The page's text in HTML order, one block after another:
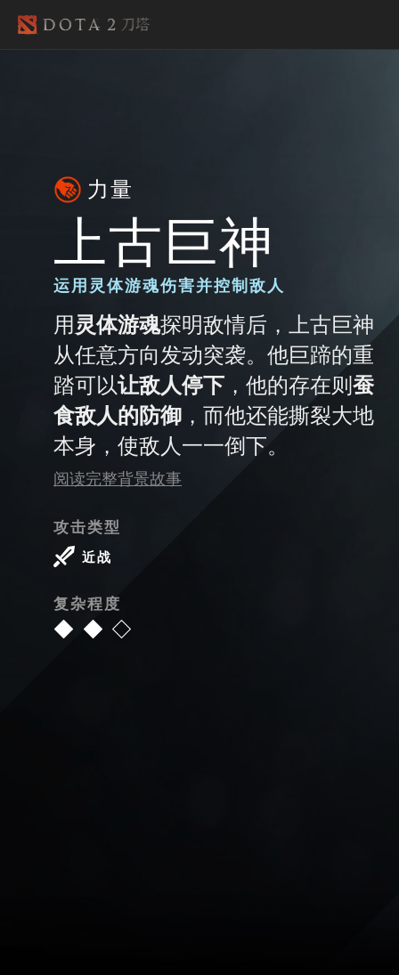
力量
上古巨神
运用灵体游魂伤害并控制敌人
用 灵体游魂探明敌情后，上古巨神
从任意方向发动突袭。他巨蹄的重
踏可以让敌人停下 ，他的存在则 蚕
食敌人的防御 ，而他还能撕裂大地
本身，使敌人一一倒下。
阅读完整背景故事
攻击类型
近战
复杂程度